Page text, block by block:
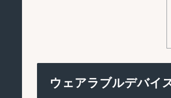
ウェアラブルデバイ